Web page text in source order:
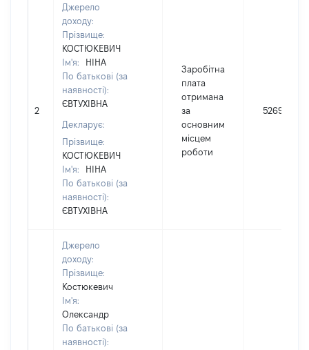
2
Джерело
доходу:
Прізвище:
КОСТЮКЕВИЧ
Ім'я:
НІНА
По батькові (за
наявності):
ЄВТУХІВНА
Декларує:
Прізвище:
КОСТЮКЕВИЧ
Ім'я:
НІНА
По батькові (за
наявності):
ЄВТУХІВНА
Заробітна
плата
отримана
за
основним
місцем
роботи
52696
Джерело
доходу:
Прізвище:
Костюкевич
Ім'я:
Олександр
По батькові (за
наявності):